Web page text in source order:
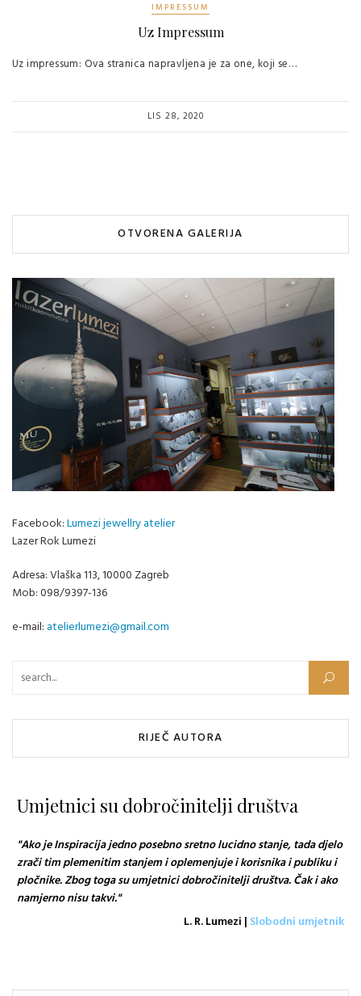
IMPRESSUM
Uz Impressum
Uz impressum: Ova stranica napravljena je za one, koji se…
LIS 28, 2020
OTVORENA GALERIJA
Facebook:Lumezi jewellry atelier
Lazer Rok Lumezi
Adresa: Vlaška 113, 10000 Zagreb
Mob: 098/9397-136
e-mail: atelierlumezi@gmail.com
Pretraži:
RIJEČ AUTORA
Umjetnici su dobročinitelji društva
"Ako je Inspiracija jedno posebno sretno lucidno stanje, tada djelo
zrači tim plemenitim stanjem i oplemenjuje i korisnika i publiku i
pločnike. Zbog toga su umjetnici dobročinitelji društva. Čak i ako
namjerno nisu takvi."
L. R. Lumezi | Slobodni umjetnik